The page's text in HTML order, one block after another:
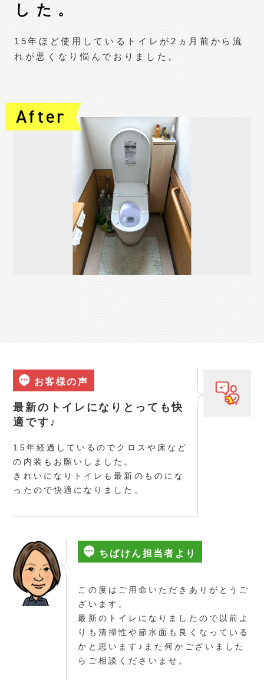
した。
15年ほど使用しているトイレが2ヵ月前から流
れが悪くなり悩んでおりました。
お客様の声
最新のトイレになりとっても快
適です♪
15年経過しているのでクロスや床など
の内装もお願いしました。
きれいになりトイレも最新のものにな
ったので快適になりました。
ちばけん担当者より
この度はご用命いただきありがとうご
ざいます。
最新のトイレになりましたので以前よ
りも清掃性や節水面も良くなっている
かと思います♪また何かございました
らご相談くださいませ。